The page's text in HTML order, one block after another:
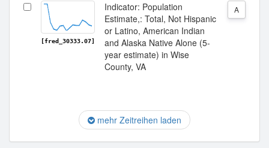
[fred_30333.07]
Indicator: Population
Estimate,: Total, Not Hispanic
or Latino, American Indian
and Alaska Native Alone (5-
year estimate) in Wise
County, VA
A
mehr Zeitreihen laden